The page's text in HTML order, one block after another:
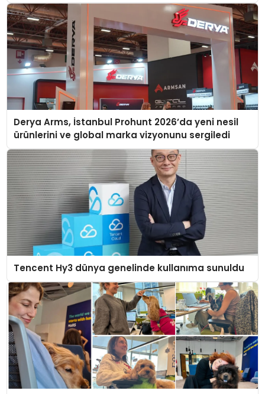
Derya Arms, İstanbul Prohunt 2026’da yeni nesil
ürünlerini ve global marka vizyonunu sergiledi
Tencent Hy3 dünya genelinde kullanıma sunuldu